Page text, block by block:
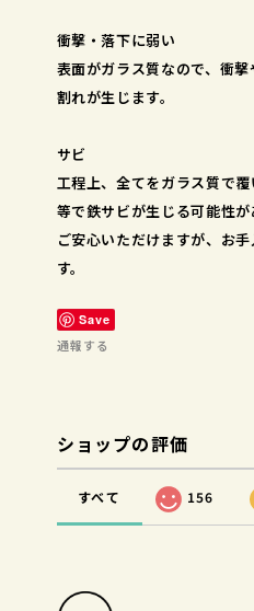
衝撃・落下に弱い
表面がガラス質なので、衝
割れが生じます。
サビ
工程上、全てをガラス質で
等で鉄サビが生じる可能性
ご安心いただけますが、お
す。
Save
通報する
ショップの評価
すべて 156